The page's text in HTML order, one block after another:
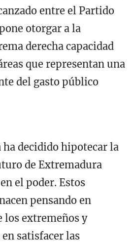
entre el Partido
otorgar a la
derecha capacidad
que representan una
del gasto público
decidido hipotecar la
de Extremadura
el poder. Estos
pensando en
los extremeños y
satisfacer las